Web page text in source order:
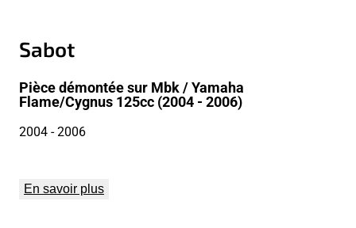
Sabot
Pièce démontée sur Mbk / Yamaha
Flame/Cygnus 125cc (2004 - 2006)
2004- 2006
En savoir plus